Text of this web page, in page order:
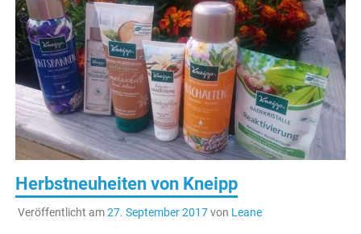
Herbstneuheiten von Kneipp
Veröffentlicht am27. September 2017von Leane